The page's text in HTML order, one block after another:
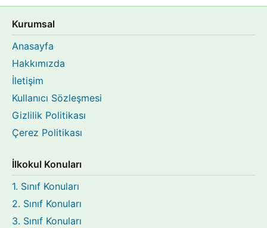
Kurumsal
Anasayfa
Hakkımızda
İletişim
Kullanıcı Sözleşmesi
Gizlilik Politikası
Çerez Politikası
İlkokul Konuları
1. Sınıf Konuları
2. Sınıf Konuları
3. Sınıf Konuları